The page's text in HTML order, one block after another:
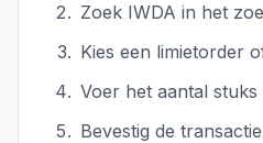
Zoek IWDA in het
Kies een limietorder
Voer het aantal
Bevestig de transactie